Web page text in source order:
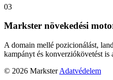
03
Markster növekedési
A domain mellé pozicionálást,
kampányt és konverziókövetést is
© 2026 Markster Adatvédelem